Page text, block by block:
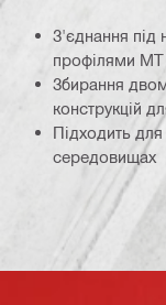
З'єднання під
профілями
Збирання
конструкцій
Підходить
середовищах